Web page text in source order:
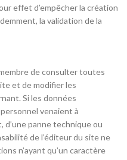
effet d’empêcher la création
la validation de la
de consulter toutes
et de modifier les
Si les données
venaient à
d’une panne technique ou
de l’éditeur du site ne
n’ayant qu’un caractère